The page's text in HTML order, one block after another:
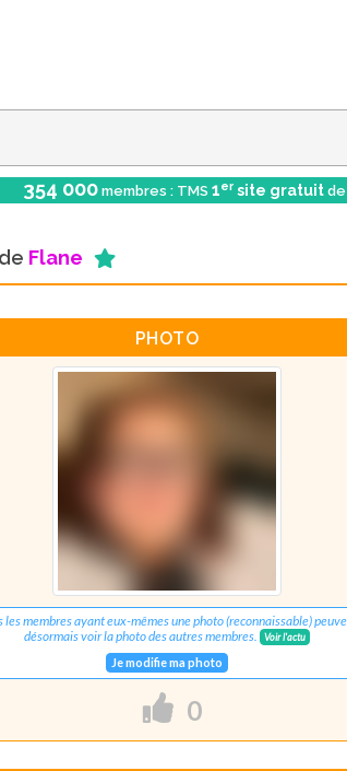
354 000 membres : TMS 1er site gratuit
Flane
PHOTO
les membres ayant eux-mêmes une photo (reconnaissable)
désormais voir la photo des autres membres.
Voir l'actu
Je modifie ma photo
0